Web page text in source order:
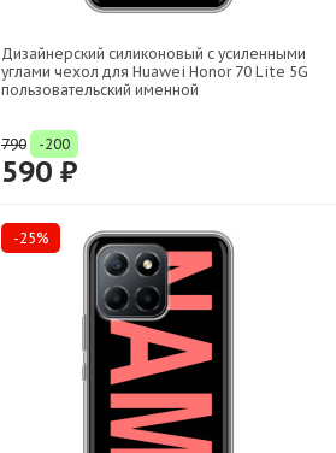
Дизайнерский силиконовый с усиленными
углами чехол для Huawei Honor 70 Lite 5G
пользовательский именной
790 -200
590 ₽
-25%